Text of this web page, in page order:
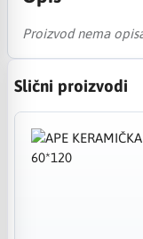
Proizvod nema
Slični proizvodi